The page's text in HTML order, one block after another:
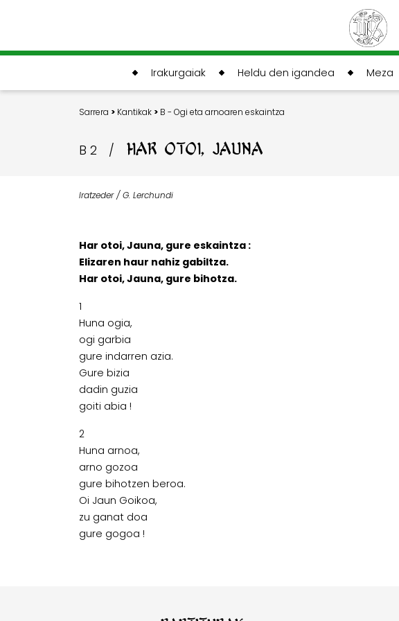
Irakurgaiak Heldu den igandea Meza
Sarrera > Kantikak > B - Ogi eta arnoaren eskaintza
B 2 / HAR OTOI, JAUNA
Iratzeder / G. Lerchundi
Har otoi, Jauna, gure eskaintza :
Elizaren haur nahiz gabiltza.
Har otoi, Jauna, gure bihotza.
1
Huna ogia,
ogi garbia
gure indarren azia.
Gure bizia
dadin guzia
goiti abia !
2
Huna arnoa,
arno gozoa
gure bihotzen beroa.
Oi Jaun Goikoa,
zu ganat doa
gure gogoa !